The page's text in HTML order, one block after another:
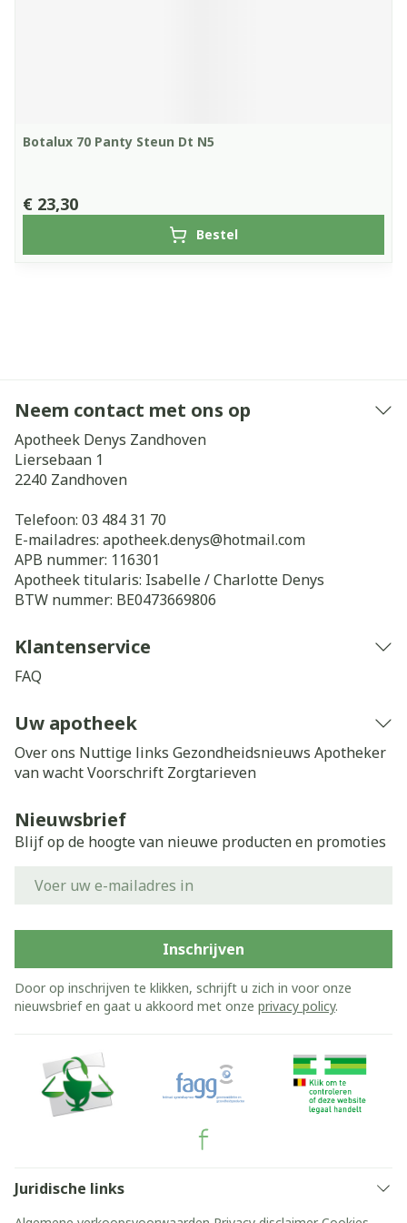
Botalux 70 Panty Steun Dt N5
€ 23,30
Bestel
Neem contact met ons op
Apotheek Denys Zandhoven
Liersebaan 1
2240 Zandhoven
Telefoon: 03 484 31 70
E-mailadres: apotheek.denys@hotmail.com
APB nummer: 116301
Apotheek titularis: Isabelle / Charlotte Denys
BTW nummer: BE0473669806
Klantenservice
FAQ
Uw apotheek
Over ons Nuttige links Gezondheidsnieuws Apotheker
van wachtVoorschrift Zorgtarieven
Nieuwsbrief
Blijf op de hoogte van nieuwe producten en promoties
Inschrijven
Door op inschrijven te klikken, schrijft u zich in voor onze
nieuwsbrief en gaat u akkoord met onze privacy policy.
Juridische links